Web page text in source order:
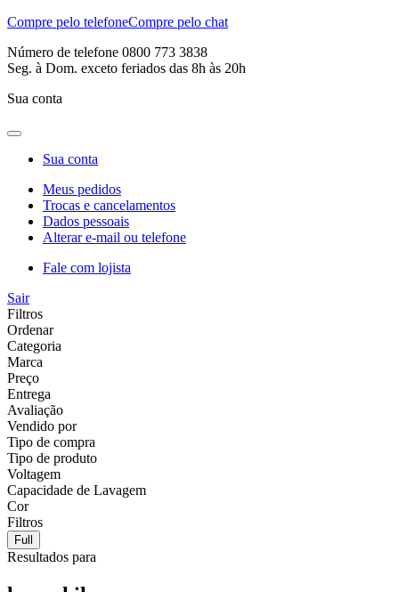
Compre pelo telefoneCompre pelo chat
Número de telefone 0800 773 3838
Seg. à Dom. exceto feriados das 8h às 20h
Sua conta
Sua conta
Meus pedidos
Trocas e cancelamentos
Dados pessoais
Alterar e-mail ou telefone
Fale com lojista
Sair
Filtros
Ordenar
Categoria
Marca
Preço
Entrega
Avaliação
Vendido por
Tipo de compra
Tipo de produto
Voltagem
Capacidade de Lavagem
Cor
Filtros
Full
Resultados para